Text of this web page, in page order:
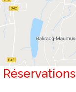
Réservations